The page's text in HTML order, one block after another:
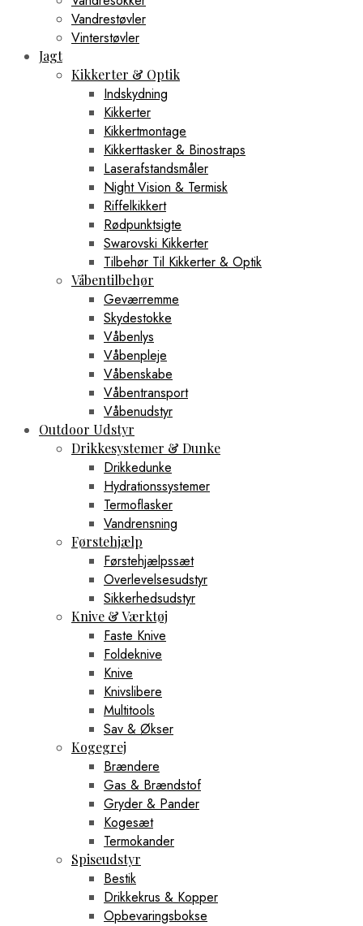
Vandrestøvler
Vinterstøvler
Jagt
Kikkerter & Optik
Indskydning
Kikkerter
Kikkertmontage
Kikkerttasker & Binostraps
Laserafstandsmåler
Night Vision & Termisk
Riffelkikkert
Rødpunktsigte
Swarovski Kikkerter
Tilbehør Til Kikkerter & Optik
Våbentilbehør
Geværremme
Skydestokke
Våbenlys
Våbenpleje
Våbenskabe
Våbentransport
Våbenudstyr
Outdoor Udstyr
Drikkesystemer & Dunke
Drikkedunke
Hydrationssystemer
Termoflasker
Vandrensning
Førstehjælp
Førstehjælpssæt
Overlevelsesudstyr
Sikkerhedsudstyr
Knive & Værktøj
Faste Knive
Foldeknive
Knive
Knivslibere
Multitools
Sav & Økser
Kogegrej
Brændere
Gas & Brændstof
Gryder & Pander
Kogesæt
Termokander
Spiseudstyr
Bestik
Drikkekrus & Kopper
Opbevaringsbokse